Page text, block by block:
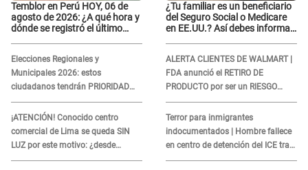
Temblor en Perú HOY, 06 de
agosto de 2026: ¿A qué hora y
dónde se registró el último
Elecciones Regionales y
Municipales 2026: estos
ciudadanos tendrán PRIORIDAD
para votar el 4 de octubre
¡ATENCIÓN! Conocido centro
comercial de Lima se queda SIN
LUZ por este motivo: ¿desde
cuándo atenderá?
¿Tu familiar es un beneficiario
del Seguro Social o Medicare
en EE.UU.? Así debes informar
ALERTA CLIENTES DE WALMART |
FDA anunció el RETIRO DE
PRODUCTO por ser un RIESGO
MORTAL para consumidores: ¿Cuál
es?
Terror para inmigrantes
indocumentados | Hombre fallece
en centro de detención del ICE tras
sufrir una "emergencia médica"